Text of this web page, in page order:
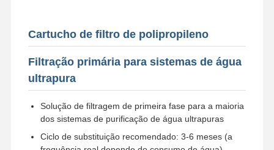
Início Produtos Vídeos Sobre Nós
Fábrica
Qualidade
Nos
Cartucho de filtro de polipropileno
Filtração primária para sistemas de água
ultrapura
Solução de filtragem de primeira fase para a maioria
dos sistemas de purificação de água ultrapuras
Ciclo de substituição recomendado: 3-6 meses (a